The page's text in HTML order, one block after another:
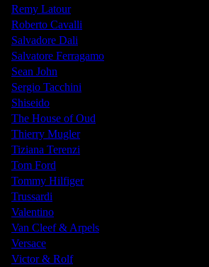
Remy Latour
Roberto Cavalli
Salvadore Dali
Salvatore Ferragamo
Sean John
Sergio Tacchini
Shiseido
The House of Oud
Thierry Mugler
Tiziana Terenzi
Tom Ford
Tommy Hilfiger
Trussardi
Valentino
Van Cleef & Arpels
Versace
Victor & Rolf